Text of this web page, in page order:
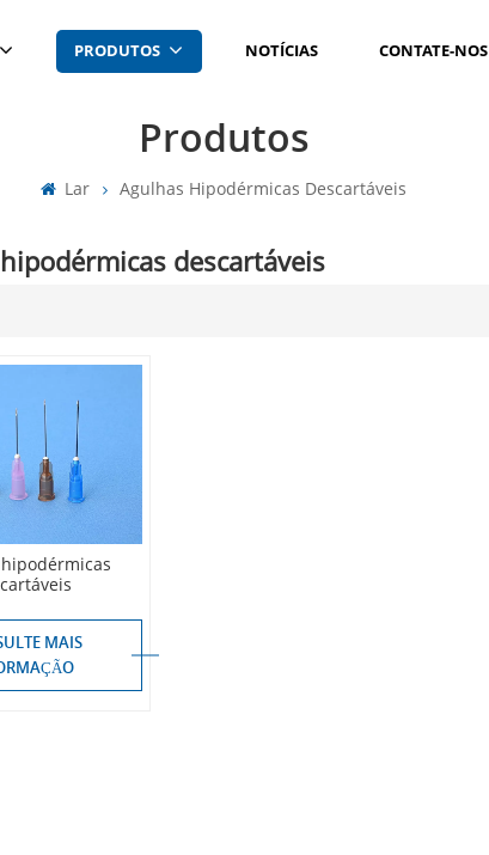
PRODUTOS NOTÍCIAS CONTATE-NOS
Produtos
Lar Agulhas Hipodérmicas Descartáveis
descartáveis
MAIS